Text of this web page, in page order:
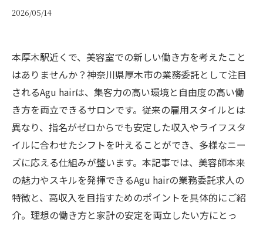
2026/05/14
本厚木駅近くで、美容室での新しい働き方を考えたこと
はありませんか？神奈川県厚木市の業務委託として注目
されるAgu hairは、集客力の高い環境と自由度の高い働
き方を両立できるサロンです。従来の雇用スタイルとは
異なり、指名がゼロからでも安定した収入やライフスタ
イルに合わせたシフトを叶えることができ、多様なニー
ズに応える仕組みが整います。本記事では、美容師本来
の魅力やスキルを発揮できるAgu hairの業務委託求人の
特徴と、高収入を目指すためのポイントを具体的にご紹
介。理想の働き方と家計の安定を両立したい方にとっ